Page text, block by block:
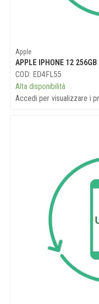
Apple
APPLE IPHONE 12
COD: ED4FL55
Alta disponibilità
Accedi per visualizzare i